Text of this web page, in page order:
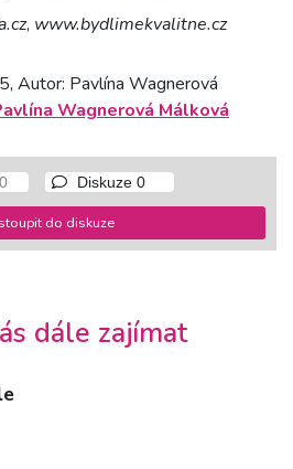
, www.bydlimekvalitne.cz
Autor: Pavlína Wagnerová
Wagnerová Málková
Diskuze 0
do diskuze
dále zajímat